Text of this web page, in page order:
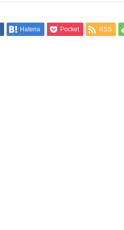
Hatena Pocket RSS